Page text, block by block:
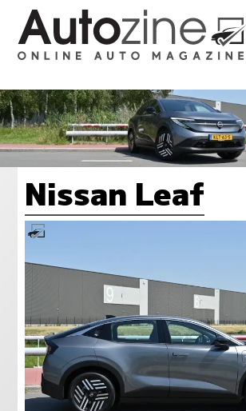
Nissan Leaf